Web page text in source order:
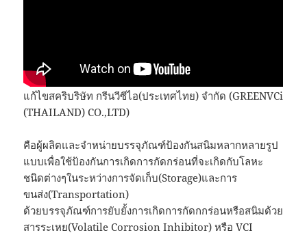
แก้ไขสคริบริษัท กรีนวีซีไอ(ประเทศไทย) จำกัด (GREENVCi
(THAILAND) CO.,LTD)
คือผู้ผลิตและจำหน่ายบรรจุภัณฑ์ป้องกันสนิมหลากหลายรูป
แบบเพื่อใช้ป้องกันการเกิดการกัดกร่อนที่จะเกิดกับโลหะ
ชนิดต่างๆในระหว่างการจัดเก็บ(Storage)และการ
ขนส่ง(Transportation)
ด้วยบรรจุภัณฑ์การยับยั้งการเกิดการกัดกกร่อนหรือสนิมด้วย
สารระเหย(Volatile Corrosion Inhibitor) หรือ VCI